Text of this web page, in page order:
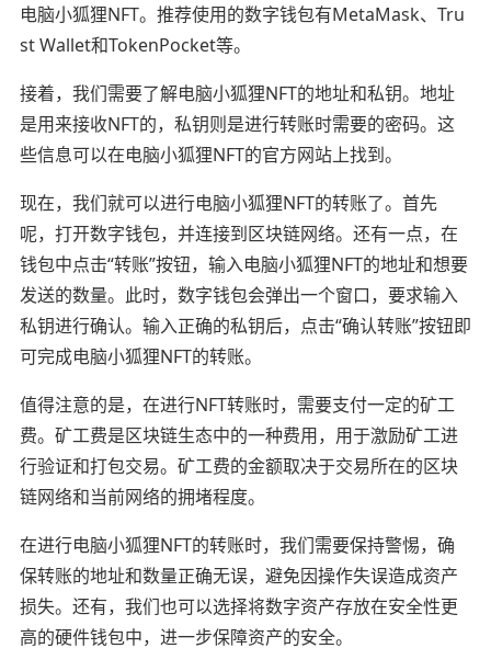
电脑小狐狸NFT。推荐使用的数字钱包有MetaMask、Tru
st Wallet和TokenPocket等。
接着，我们需要了解电脑小狐狸NFT的地址和私钥。地址
是用来接收NFT的，私钥则是进行转账时需要的密码。这
些信息可以在电脑小狐狸NFT的官方网站上找到。
现在，我们就可以进行电脑小狐狸NFT的转账了。首先
呢，打开数字钱包，并连接到区块链网络。还有一点，在
钱包中点击“转账”按钮，输入电脑小狐狸NFT的地址和想要
发送的数量。此时，数字钱包会弹出一个窗口，要求输入
私钥进行确认。输入正确的私钥后，点击“确认转账”按钮即
可完成电脑小狐狸NFT的转账。
值得注意的是，在进行NFT转账时，需要支付一定的矿工
费。矿工费是区块链生态中的一种费用，用于激励矿工进
行验证和打包交易。矿工费的金额取决于交易所在的区块
链网络和当前网络的拥堵程度。
在进行电脑小狐狸NFT的转账时，我们需要保持警惕，确
保转账的地址和数量正确无误，避免因操作失误造成资产
损失。还有，我们也可以选择将数字资产存放在安全性更
高的硬件钱包中，进一步保障资产的安全。